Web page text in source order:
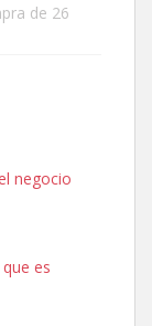
de 26
negocio
es